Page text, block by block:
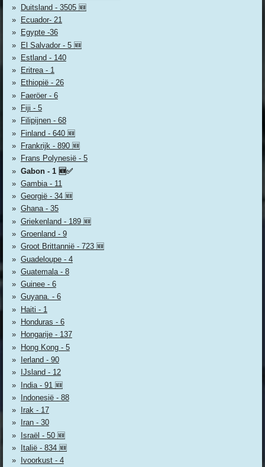
Duitsland - 3505 🆕
Ecuador- 21
Egypte -36
El Salvador - 5 🆕
Estland - 140
Eritrea - 1
Ethiopië - 26
Faeröer - 6
Fiji - 5
Filipijnen - 68
Finland - 640 🆕
Frankrijk - 890 🆕
Frans Polynesië - 5
Gabon - 1 🆕✅
Gambia - 11
Georgië - 34 🆕
Ghana - 35
Griekenland - 189 🆕
Groenland - 9
Groot Brittannië - 723 🆕
Guadeloupe - 4
Guatemala - 8
Guinee - 6
Guyana. - 6
Haiti - 1
Honduras - 6
Hongarije - 137
Hong Kong - 5
Ierland - 90
IJsland - 12
India - 91 🆕
Indonesië - 88
Irak - 17
Iran - 30
Israël - 50 🆕
Italië - 834 🆕
Ivoorkust - 4